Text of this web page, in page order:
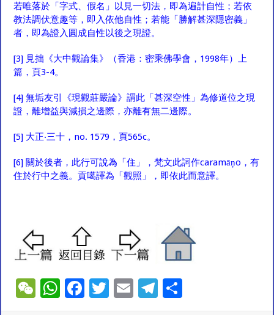
若唯落於「字式、假名」以見一切法，即為遍計自性；若依
教法調伏意趣等，即入依他自性；若能「勝解甚深隱密義」
者，即為證入圓成自性以後之現證。
[3] 見拙《大中觀論集》（香港：密乘佛學會，1998年）上
篇，頁3-4。
[4] 無垢友引《現觀莊嚴論》謂此「甚深空性」為修道位之現
證，離增益與減損之邊際，亦離有無二邊際。
[5] 大正‧三十，no. 1579，頁565c。
[6] 關於後者，此行可說為「住」，梵文此詞作caramāņo，有
住於行中之義。貢噶譯為「觀照」，即依此而意譯。
W W F
T
E
T